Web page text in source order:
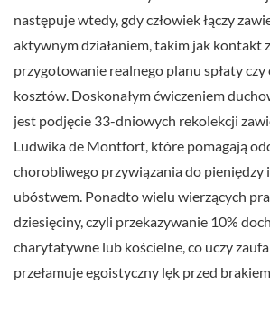
następuje wtedy, gdy człowiek łączy
aktywnym działaniem, takim jak kontakt
przygotowanie realnego planu spłaty czy
kosztów. Doskonałym ćwiczeniem
jest podjęcie 33-dniowych rekolekcji
Ludwika de Montfort, które pomagają
chorobliwego przywiązania do pieniędzy
ubóstwem. Ponadto wielu wierzących
dziesięciny, czyli przekazywanie 10%
charytatywne lub kościelne, co uczy
przełamuje egoistyczny lęk przed